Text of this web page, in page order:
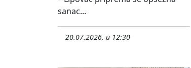
sanac...
20.07.2026. u 12:30